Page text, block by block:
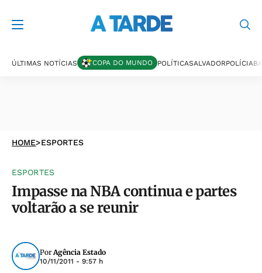
ÚLTIMAS NOTÍCIAS COPA DO MUNDO POLÍTICASALVADORPOLÍCIA
HOME>ESPORTES
ESPORTES
Impasse na NBA continua e partes
voltarão a se reunir
PorAgência Estado
10/11/2011 - 9:57 h